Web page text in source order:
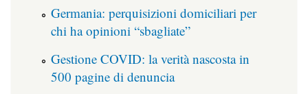
Germania: perquisizioni domiciliari per
chi ha opinioni “sbagliate”
Gestione COVID: la verità nascosta in
500 pagine di denuncia